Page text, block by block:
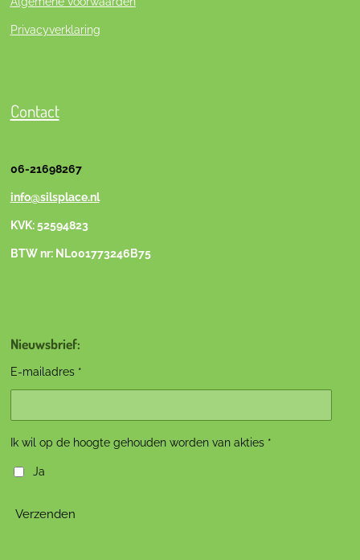
Privacyverklaring
Contact
06-21698267
info@silsplace.nl
KVK: 52594823
BTW nr: NL001773246B75
Nieuwsbrief:
E-mailadres *
Ik wil op de hoogte gehouden worden van akties *
Ja
Verzenden